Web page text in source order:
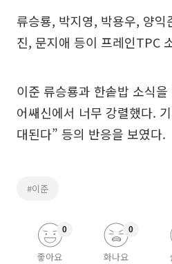
류승룡, 박지영, 박용우, 양
진, 문지애 등이 프레인TPC
이준 류승룡과 한솥밥 소식
어쌔신에서 너무 강렬했다.
대된다” 등의 반응을 보였다.
#이준
좋아요
0
화나요
0